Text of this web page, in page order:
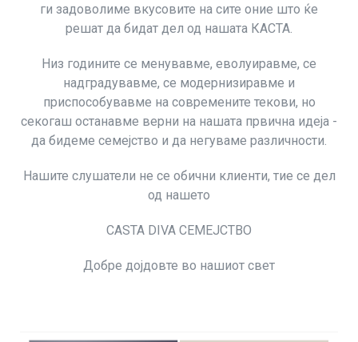
ги задоволиме вкусовите на сите оние што ќе
решат да бидат дел од нашата КАСТА.
Низ годините се менувавме, еволуиравме, се
надградувавме, се модернизиравме и
приспособувавме на современите текови, но
секогаш останавме верни на нашата првична идеја -
да бидеме семејство и да негуваме различности.
Нашите слушатели не се обични клиенти, тие се дел
од нашето
CASTA DIVA СЕМЕЈСТВО
Добре дојдовте во нашиот свет